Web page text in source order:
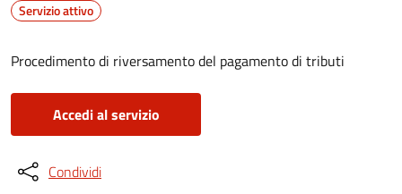
Servizio attivo
Procedimento di riversamento del pagamento di tributi
Accedi al servizio
Condividi